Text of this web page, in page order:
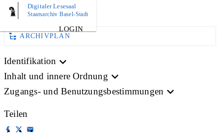
Digitaler Lesesaal
Staatsarchiv Basel-Stadt
LOGIN
AKTE
ARCHIVPLAN
Identifikation
Inhalt und innere Ordnung
Zugangs- und Benutzungsbestimmungen
Teilen